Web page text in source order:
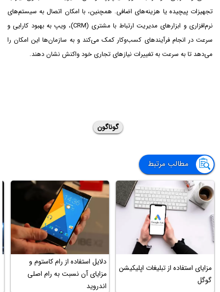
تجهیزات پیچیده یا هزینه‌های اضافی. همچنین، با امکان اتصال به سیستم‌های
نرم‌افزاری و ابزارهای مدیریت ارتباط با مشتری (CRM)، ویپ به بهبود کارایی و
سرعت در انجام فرآیندهای کسب‌وکار کمک می‌کند و به سازمان‌ها این امکان را
می‌دهد تا به سرعت به تغییرات نیازهای تجاری خود واکنش نشان دهند.
گوناگون
مطالب مرتبط
مزایای استفاده از تبلیغات اپلیکیشن
گوگل
دلایل استفاده از رام کاستوم و
مزایای آن نسبت به رام اصلی
اندروید